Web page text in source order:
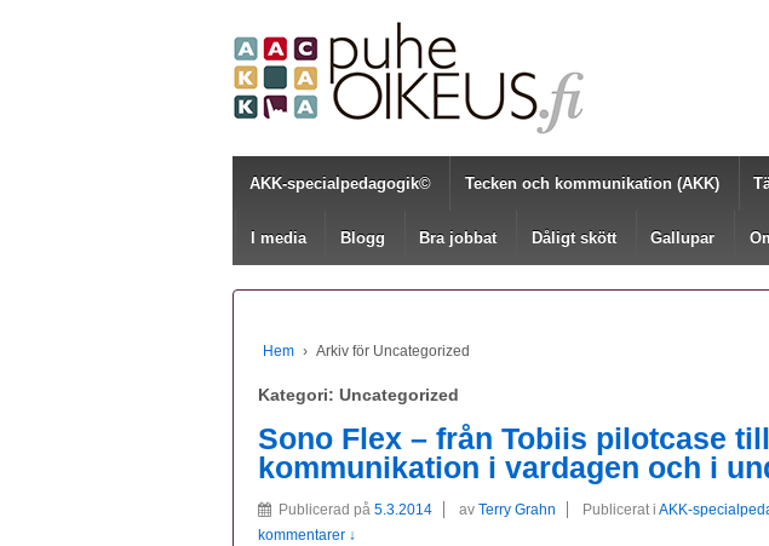
AKK-specialpedagogik© Tecken och kommunikation (AKK)
I media Blogg Bra jobbat Dåligt skött Gallupar
Hem › Arkiv för Uncategorized
Kategori: Uncategorized
Sono Flex – från Tobiis pilotcase till
kommunikation i vardagen och i
Publicerad på 5.3.2014 av Terry Grahn Publicerat i AKK-
kommentarer ↓